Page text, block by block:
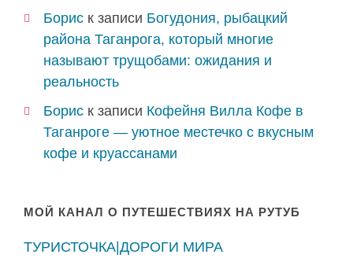
Борис к записи Богудония, рыбацкий
района Таганрога, который многие
называют трущобами: ожидания и
реальность
Борис к записи Кофейня Вилла Кофе в
Таганроге — уютное местечко с вкусным
кофе и круассанами
МОЙ КАНАЛ О ПУТЕШЕСТВИЯХ НА РУТУБ
ТУРИСТОЧКА|ДОРОГИ МИРА